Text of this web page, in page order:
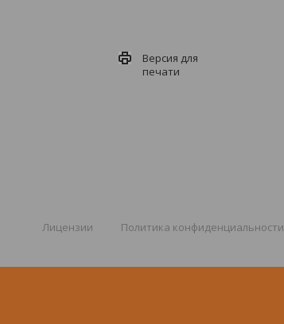
Версия для
печати
Лицензии Политика конфиденциальности